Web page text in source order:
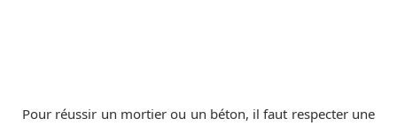
Pour réussir un mortier ou un béton, il faut respecter une